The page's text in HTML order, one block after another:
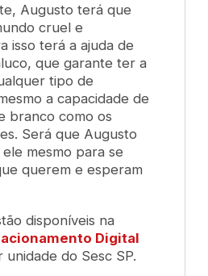
Augusto terá que
cruel e
isso terá a ajuda de
que garante ter a
tipo de
a capacidade de
branco como os
Será que Augusto
mesmo para se
querem e esperam
disponíveis na
Digital
do Sesc SP.